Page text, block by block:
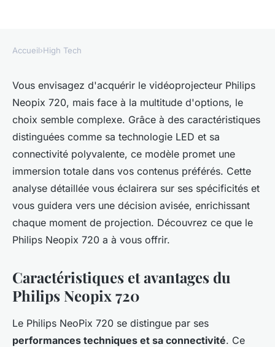
HIGH TECH
Guide d'achat: choisir le
vidéo-projecteur Philips
Neopix 720
raoul•30 mai 2024•3 min de lecture
Accueil›High Tech
Vous envisagez d'acquérir le vidéoprojecteur Philips
Neopix 720, mais face à la multitude d'options, le
choix semble complexe. Grâce à des caractéristiques
distinguées comme sa technologie LED et sa
connectivité polyvalente, ce modèle promet une
immersion totale dans vos contenus préférés. Cette
analyse détaillée vous éclairera sur ses spécificités et
vous guidera vers une décision avisée, enrichissant
chaque moment de projection. Découvrez ce que le
Philips Neopix 720 a à vous offrir.
Caractéristiques et avantages du
Philips Neopix 720
Le Philips NeoPix 720 se distingue par ses
performances techniques et sa connectivité. Ce